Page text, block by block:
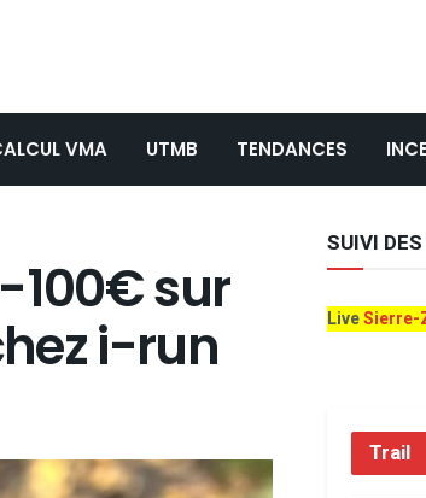
VMA UTMB TENDANCES
100€ sur
i-run
SUIVI
LiveSierre-
Trail